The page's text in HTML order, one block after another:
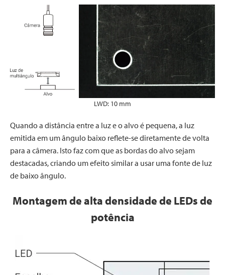
LWD: 10 mm
Quando a distância entre a luz e o alvo é pequena, a luz
emitida em um ângulo baixo reflete-se diretamente de volta
para a câmera. Isto faz com que as bordas do alvo sejam
destacadas, criando um efeito similar a usar uma fonte de luz
de baixo ângulo.
Montagem de alta densidade de LEDs de
potência